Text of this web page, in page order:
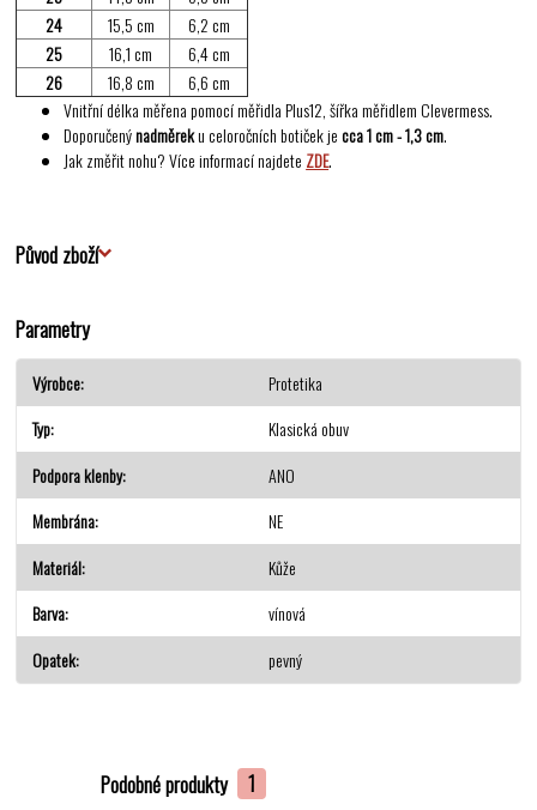
24
15,5 cm
6,2 cm
25
16,1 cm
6,4 cm
26
16,8 cm
6,6 cm
Vnitřní délka měřena pomocí měřidla Plus12, šířka měřidlem Clevermess.
Doporučenýnadměreku celoročních botiček jecca 1 cm - 1,3 cm.
Jak změřit nohu? Více informací najdete ZDE.
Původ zboží
Parametry
Výrobce
Protetika
Typ
Klasická obuv
Podpora klenby
ANO
Membrána
NE
Materiál
Kůže
Barva
vínová
Opatek
pevný
Podobné produkty 1